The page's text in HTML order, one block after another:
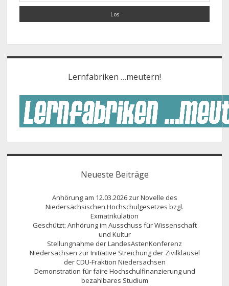
Lernfabriken …meutern!
Neueste Beiträge
Anhörung am 12.03.2026 zur Novelle des
Niedersächsischen Hochschulgesetzes bzgl.
Exmatrikulation
Geschützt: Anhörung im Ausschuss für Wissenschaft
und Kultur
Stellungnahme der LandesAstenKonferenz
Niedersachsen zur Initiative Streichung der Zivilklausel
der CDU-Fraktion Niedersachsen
Demonstration für faire Hochschulfinanzierung und
bezahlbares Studium